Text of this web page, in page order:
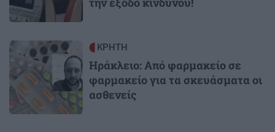
Image ΚΡΗΤΗ
Ηράκλειο: Από φαρμακείο σε
φαρμακείο για τα σκευάσματα οι
ασθενείς